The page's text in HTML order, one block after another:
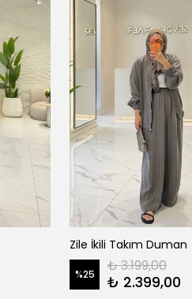
Zile İkili Takım Duman
%25 ₺ 3.199,00
₺ 2.399,00